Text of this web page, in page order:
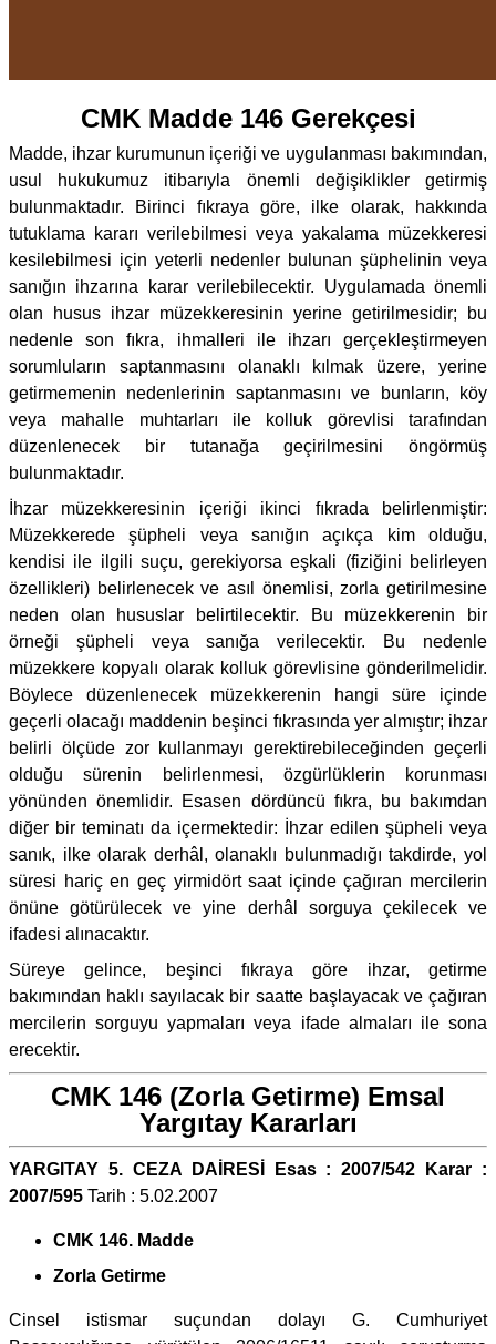
CMK Madde 146 Gerekçesi
Madde, ihzar kurumunun içeriği ve uygulanması bakımından,
usul hukukumuz itibarıyla önemli değişiklikler getirmiş
bulunmaktadır. Birinci fıkraya göre, ilke olarak, hakkında
tutuklama kararı verilebilmesi veya yakalama müzekkeresi
kesilebilmesi için yeterli nedenler bulunan şüphelinin veya
sanığın ihzarına karar verilebilecektir. Uygulamada önemli
olan husus ihzar müzekkeresinin yerine getirilmesidir; bu
nedenle son fıkra, ihmalleri ile ihzarı gerçekleştirmeyen
sorumluların saptanmasını olanaklı kılmak üzere, yerine
getirmemenin nedenlerinin saptanmasını ve bunların, köy
veya mahalle muhtarları ile kolluk görevlisi tarafından
düzenlenecek bir tutanağa geçirilmesini öngörmüş
bulunmaktadır.
İhzar müzekkeresinin içeriği ikinci fıkrada belirlenmiştir:
Müzekkerede şüpheli veya sanığın açıkça kim olduğu,
kendisi ile ilgili suçu, gerekiyorsa eşkali (fiziğini belirleyen
özellikleri) belirlenecek ve asıl önemlisi, zorla getirilmesine
neden olan hususlar belirtilecektir. Bu müzekkerenin bir
örneği şüpheli veya sanığa verilecektir. Bu nedenle
müzekkere kopyalı olarak kolluk görevlisine gönderilmelidir.
Böylece düzenlenecek müzekkerenin hangi süre içinde
geçerli olacağı maddenin beşinci fıkrasında yer almıştır; ihzar
belirli ölçüde zor kullanmayı gerektirebileceğinden geçerli
olduğu sürenin belirlenmesi, özgürlüklerin korunması
yönünden önemlidir. Esasen dördüncü fıkra, bu bakımdan
diğer bir teminatı da içermektedir: İhzar edilen şüpheli veya
sanık, ilke olarak derhâl, olanaklı bulunmadığı takdirde, yol
süresi hariç en geç yirmidört saat içinde çağıran mercilerin
önüne götürülecek ve yine derhâl sorguya çekilecek ve
ifadesi alınacaktır.
Süreye gelince, beşinci fıkraya göre ihzar, getirme
bakımından haklı sayılacak bir saatte başlayacak ve çağıran
mercilerin sorguyu yapmaları veya ifade almaları ile sona
erecektir.
CMK 146 (Zorla Getirme) Emsal
Yargıtay Kararları
YARGITAY 5. CEZA DAİRESİ Esas : 2007/542 Karar :
2007/595 Tarih : 5.02.2007
CMK 146. Madde
Zorla Getirme
Cinsel istismar suçundan dolayı G. Cumhuriyet